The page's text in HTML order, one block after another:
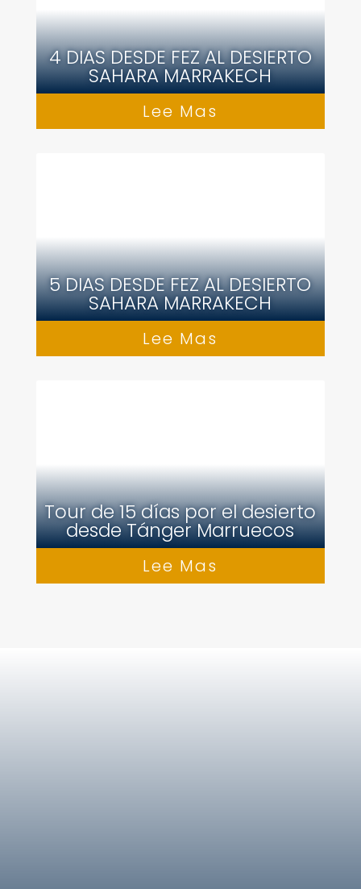
4 DIAS DESDE FEZ AL DESIERTO
SAHARA MARRAKECH
Lee Mas
5 DIAS DESDE FEZ AL DESIERTO
SAHARA MARRAKECH
Lee Mas
Tour de 15 días por el desierto
desde Tánger Marruecos
Lee Mas